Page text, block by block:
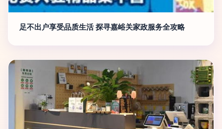
足不出户享受品质生活 探寻嘉峪关家政服务全攻略